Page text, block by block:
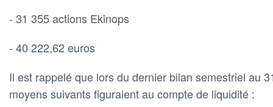
- 31 355 actions Ekinops
- 40 222,62 euros
Il est rappelé que lors du dernier bilan semestriel au
moyens suivants figuraient au compte de liquidité :